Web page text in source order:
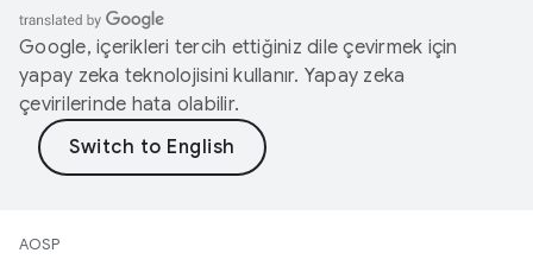
Google, içerikleri tercih ettiğiniz dile çevirmek için
yapay zeka teknolojisini kullanır. Yapay zeka
çevirilerinde hata olabilir.
AOSP